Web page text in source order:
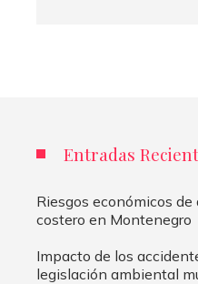
Entradas
Riesgos económicos
costero en Montenegro
Impacto de los
legislación ambiental